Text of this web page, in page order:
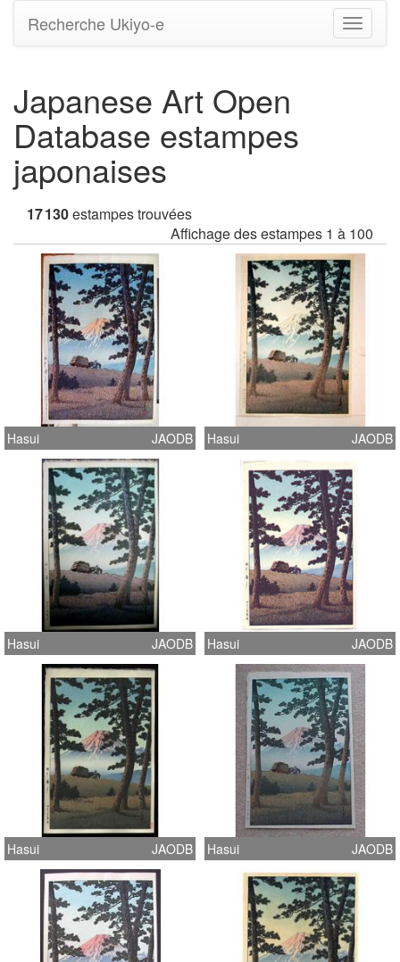
Basculer
la
Recherche Ukiyo-e
Japanese Art Open
Database estampes
japonaises
17 130estampes trouvées
Affichage des estampes 1 à 100
Hasui JAODB Hasui JAODB
Hasui JAODB Hasui JAODB
Hasui JAODB Hasui JAODB